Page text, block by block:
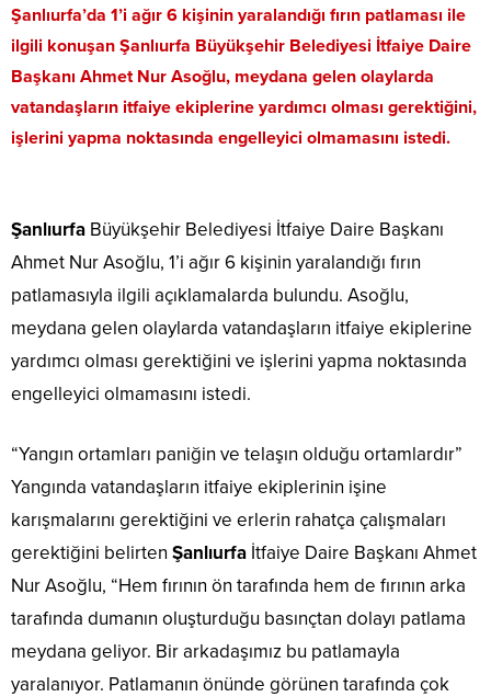
Şanlıurfa’da 1’i ağır 6 kişinin yaralandığı fırın patlaması ile
ilgili konuşan Şanlıurfa Büyükşehir Belediyesi İtfaiye Daire
Başkanı Ahmet Nur Asoğlu, meydana gelen olaylarda
vatandaşların itfaiye ekiplerine yardımcı olması gerektiğini,
işlerini yapma noktasında engelleyici olmamasını istedi.
Şanlıurfa Büyükşehir Belediyesi İtfaiye Daire Başkanı
Ahmet Nur Asoğlu, 1’i ağır 6 kişinin yaralandığı fırın
patlamasıyla ilgili açıklamalarda bulundu. Asoğlu,
meydana gelen olaylarda vatandaşların itfaiye ekiplerine
yardımcı olması gerektiğini ve işlerini yapma noktasında
engelleyici olmamasını istedi.
“Yangın ortamları paniğin ve telaşın olduğu ortamlardır”
Yangında vatandaşların itfaiye ekiplerinin işine
karışmalarını gerektiğini ve erlerin rahatça çalışmaları
gerektiğini belirten Şanlıurfa İtfaiye Daire Başkanı Ahmet
Nur Asoğlu, “Hem fırının ön tarafında hem de fırının arka
tarafında dumanın oluşturduğu basınçtan dolayı patlama
meydana geliyor. Bir arkadaşımız bu patlamayla
yaralanıyor. Patlamanın önünde görünen tarafında çok